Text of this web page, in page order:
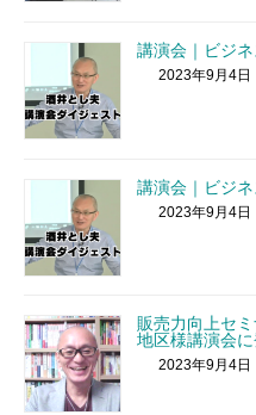
講演会｜ビジ
2023年9月4日
講演会｜ビジ
2023年9月4日
販売力向上セ
地区様講演会
2023年9月4日